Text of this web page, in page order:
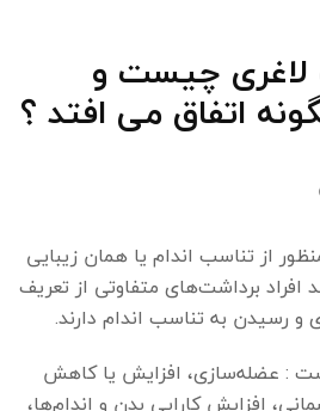
لاغری چیست و
اتفاق می افتد ؟
از تناسب اندام یا همان زیبایی
برداشت‌های متفاوتی از تعریف
رسیدن به تناسب اندام دارند.
: عضله‌سازی، افزایش یا کاهش
افزایش کارایی بدن و اندام‌ها،